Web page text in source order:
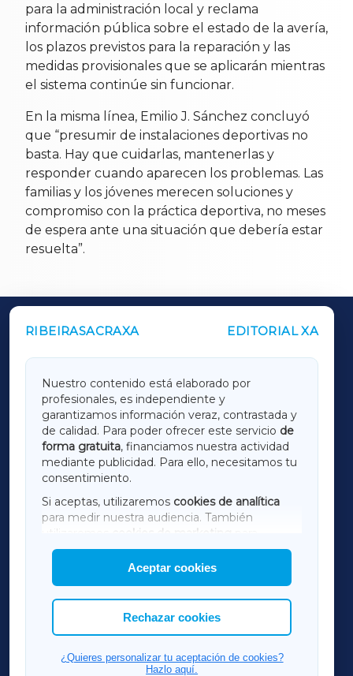
para la administración local y reclama
información pública sobre el estado de la avería,
los plazos previstos para la reparación y las
medidas provisionales que se aplicarán mientras
el sistema continúe sin funcionar.
En la misma línea, Emilio J. Sánchez concluyó
que “presumir de instalaciones deportivas no
basta. Hay que cuidarlas, mantenerlas y
responder cuando aparecen los problemas. Las
familias y los jóvenes merecen soluciones y
compromiso con la práctica deportiva, no meses
de espera ante una situación que debería estar
resuelta”.
RIBEIRASACRAXA EDITORIAL XA
Nuestro contenido está elaborado por
profesionales, es independiente y
garantizamos información veraz, contrastada y
de calidad. Para poder ofrecer este servicio de
forma gratuita, financiamos nuestra actividad
mediante publicidad. Para ello, necesitamos tu
consentimiento.
Si aceptas, utilizaremos cookies de analítica
para medir nuestra audiencia. También
utilizaremos
cookies de marketing
mostrar publicidad de terceros.
Asimismo, puedes personalizar la elección de
las cookies que deseas permitir.
Aceptar cookies
Rechazar cookies
¿Quieres personalizar tu aceptación de cookies?
Hazlo aquí.
OUTROS PERIÓDICOS
LUGOXA
TERRACHAXA
AMARIÑAXA
RIBEIRASACRAXA
ACORUÑAXA
FERROLXA